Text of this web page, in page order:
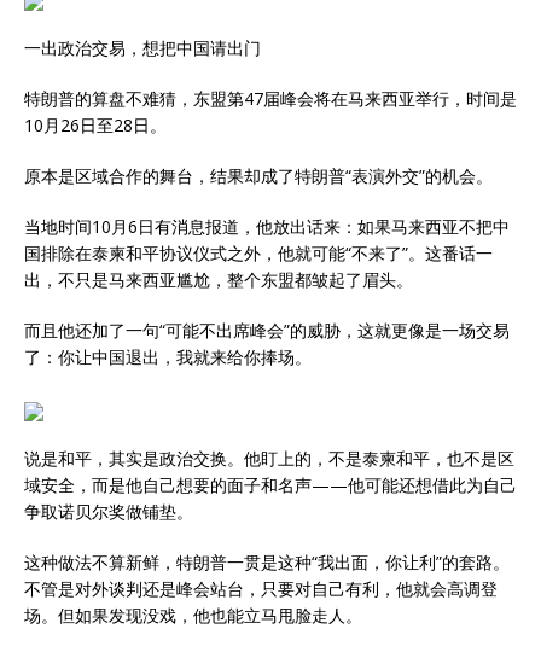
一出政治交易，想把中国请出门
特朗普的算盘不难猜，东盟第47届峰会将在马来西亚举行，时间是
10月26日至28日。
原本是区域合作的舞台，结果却成了特朗普“表演外交”的机会。
当地时间10月6日有消息报道，他放出话来：如果马来西亚不把中
国排除在泰柬和平协议仪式之外，他就可能“不来了”。这番话一
出，不只是马来西亚尴尬，整个东盟都皱起了眉头。
而且他还加了一句“可能不出席峰会”的威胁，这就更像是一场交易
了：你让中国退出，我就来给你捧场。
说是和平，其实是政治交换。他盯上的，不是泰柬和平，也不是区
域安全，而是他自己想要的面子和名声——他可能还想借此为自己
争取诺贝尔奖做铺垫。
这种做法不算新鲜，特朗普一贯是这种“我出面，你让利”的套路。
不管是对外谈判还是峰会站台，只要对自己有利，他就会高调登
场。但如果发现没戏，他也能立马甩脸走人。